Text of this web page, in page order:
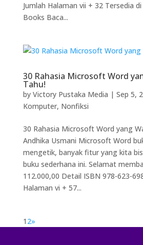
Jumlah Halaman vii + 32 Tersedia
Books Baca...
30 Rahasia Microsoft Word
Tahu!
by Victory Pustaka Media | Sep 5,
Komputer, Nonfiksi
30 Rahasia Microsoft Word yang
Andhika Usmani Microsoft Word
mengetik, banyak fitur yang kita
buku sederhana ini. Selamat
112.000,00 Detail ISBN 978-623-
Halaman vi + 57...
1 2»